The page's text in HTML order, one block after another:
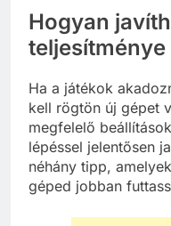
Hogyan
Ha a játékok
kell rögtön új gépet
megfelelő
lépéssel jelentősen
néhány tipp,
géped jobban